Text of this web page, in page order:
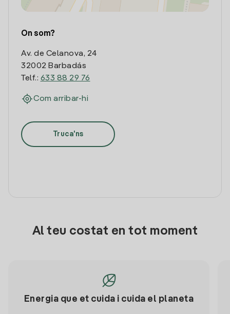
On som?
Av. de Celanova, 24
32002 Barbadás
Telf.: 633 88 29 76
Com arribar-hi
Truca'ns
Al teu costat en tot moment
Energia que et cuida i cuida el planeta